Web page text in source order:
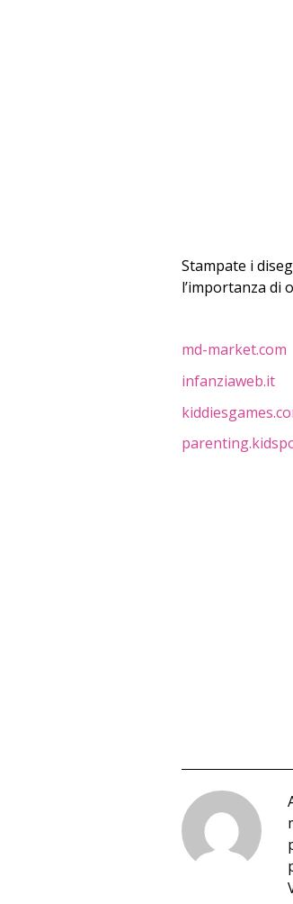
Stampate i
l’importanza di
md-market.com
infanziaweb.it